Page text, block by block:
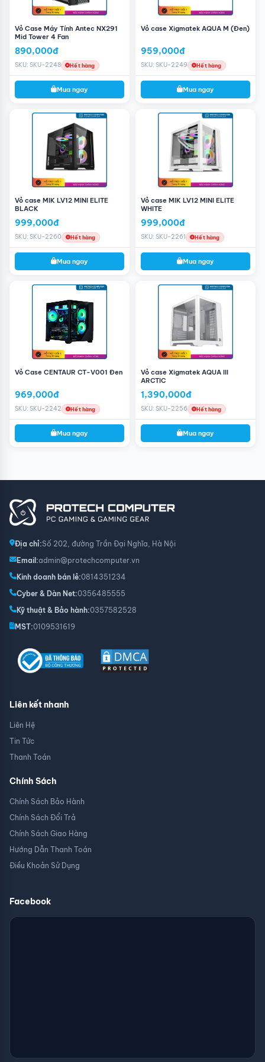
Vỏ máy tính MIK LV07 BLACK
cung cấp cho bạn không
gian thoải mái để lắp đặt những chiếc fan tản nhiệt, bao
gồm mặt trước với 3 x 120mm, mặt sau với 1 x 120mm,
dàng thoát nhiệt. Hai ổ HDD 3.5’ và hai ổ SSD 2.5’ là tất
cả những bộ nhớ mà bạn có thể trang bị trên chiếc
và phổ biến nhất hiện nay như USB 2.0, USB 3.2, jack
Audio (Mic in/Audio out), nút Reset và nút Power.
Vỏ Case Máy Tính Antec NX291
Mid Tower 4 Fan
890,000đ
SKU: SKU-2248 Hết hàng
Mua ngay
Vỏ case Xigmatek AQUA M (Đen)
959,000đ
SKU: SKU-2249 Hết hàng
Mua ngay
Vỏ case MIK LV12 MINI ELITE
BLACK
999,000đ
SKU: SKU-2260 Hết hàng
Mua ngay
Vỏ case MIK LV12 MINI ELITE
WHITE
999,000đ
SKU: SKU-2261 Hết hàng
Mua ngay
Vỏ Case CENTAUR CT-V001 Đen
969,000đ
SKU: SKU-2242 Hết hàng
Mua ngay
Vỏ case Xigmatek AQUA III
ARCTIC
1,390,000đ
SKU: SKU-2256 Hết hàng
Mua ngay
Địa chỉ:Số 202, đường Trần Đại Nghĩa, Hà Nội
Email:admin@protechcomputer.vn
Kinh doanh bán lẻ:0814351234
Cyber & Dàn Net:0356485555
Kỹ thuật & Bảo hành:0357582528
MST:0109531619
Liên kết nhanh
Liên Hệ
Tin Tức
Thanh Toán
Chính Sách
Chính Sách Bảo Hành
Chính Sách Đổi Trả
Chính Sách Giao Hàng
Hướng Dẫn Thanh Toán
Điều Khoản Sử Dụng
Facebook